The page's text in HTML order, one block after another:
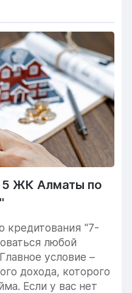
5 ЖК Алматы по
кредитования "7-
любой
условие –
дохода, которого
Если у вас нет